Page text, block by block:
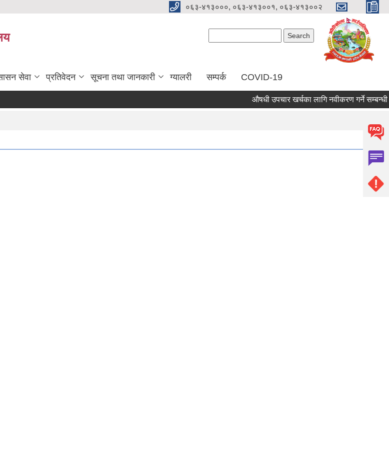
०६३-४१३०००, ०६३-४१३००१, ०६३-४१३००२
सेवा प्रतिवेदन सूचना तथा जानकारी ग्यालरी सम्पर्क COVID-19
औषधी उपचार खर्चका लागि नवीकरण गर्ने सम्बन्धी